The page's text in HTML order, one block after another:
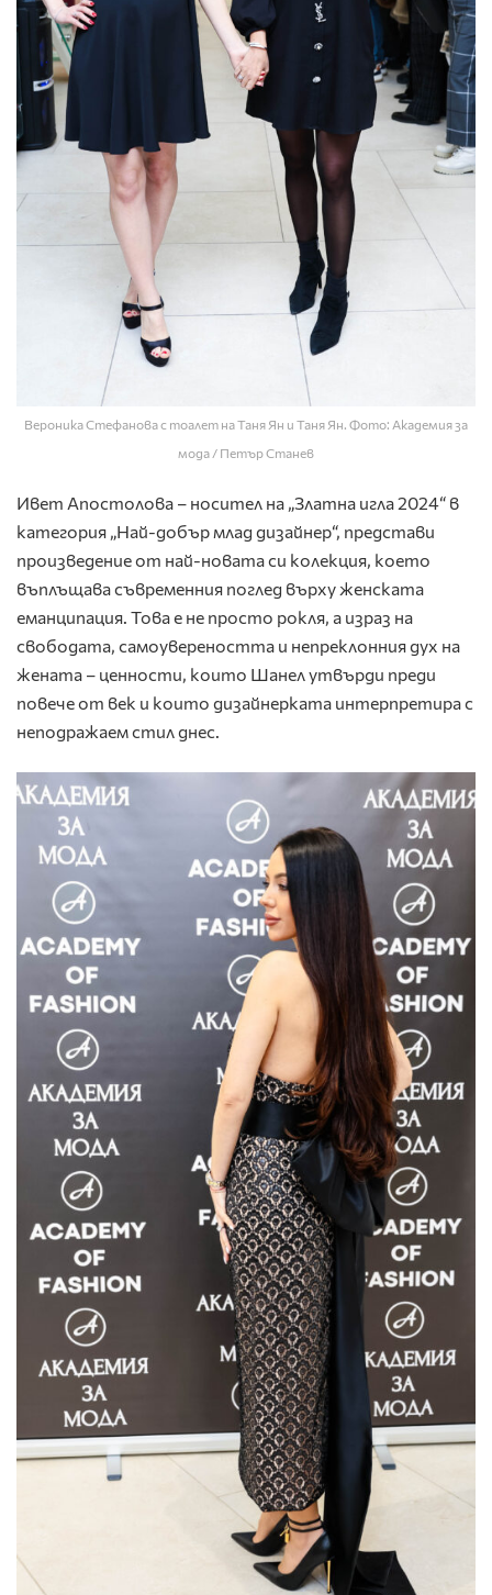
Вероника Стефанова с тоалет на Таня Ян и Таня Ян. Фото: Академия за
мода / Петър Станев
Ивет Апостолова – носител на „Златна игла 2024“ в
категория „Най-добър млад дизайнер“, представи
произведение от най-новата си колекция, което
въплъщава съвременния поглед върху женската
еманципация. Това е не просто рокля, а израз на
свободата, самоувереността и непреклонния дух на
жената – ценности, които Шанел утвърди преди
повече от век и които дизайнерката интерпретира с
неподражаем стил днес.